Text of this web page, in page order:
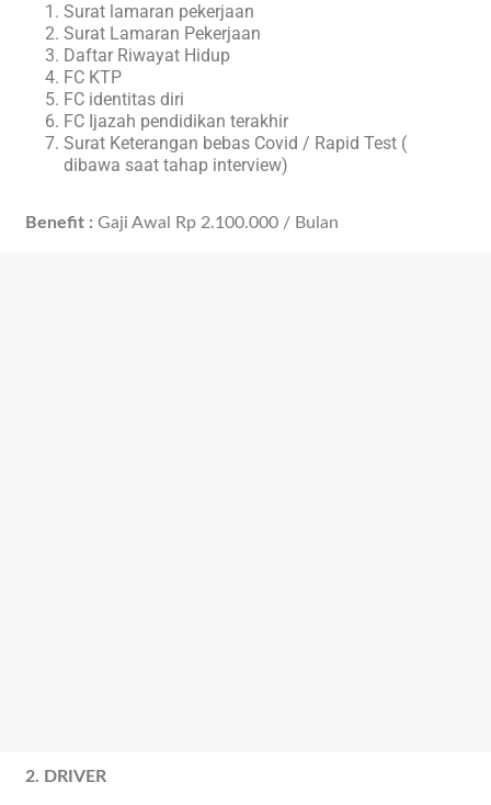
Surat lamaran pekerjaan
Surat Lamaran Pekerjaan
Daftar Riwayat Hidup
FC KTP
FC identitas diri
FC Ijazah pendidikan terakhir
Surat Keterangan bebas Covid / Rapid Test (
dibawa saat tahap interview)
Benefit :Gaji Awal Rp 2.100.000 / Bulan
2. DRIVER